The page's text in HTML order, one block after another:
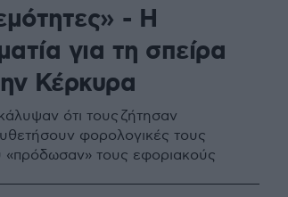
- Η
για τη σπείρα
Κέρκυρα
ότι τους ζήτησαν
φορολογικές τους
«πρόδωσαν» τους εφοριακούς